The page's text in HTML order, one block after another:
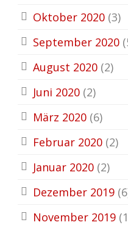
Oktober 2020 (3)
September 2020
August 2020 (2)
Juni 2020 (2)
März 2020 (6)
Februar 2020 (2)
Januar 2020 (2)
Dezember 2019
November 2019